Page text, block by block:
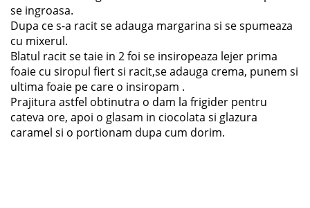
se ingroasa.
Dupa ce s-a racit se adauga margarina si se spumeaza
cu mixerul.
Blatul racit se taie in 2 foi se insiropeaza lejer prima
foaie cu siropul fiert si racit,se adauga crema, punem si
ultima foaie pe care o insiropam .
Prajitura astfel obtinutra o dam la frigider pentru
cateva ore, apoi o glasam in ciocolata si glazura
caramel si o portionam dupa cum dorim.